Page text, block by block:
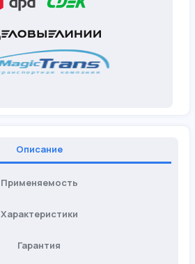
Описание
Применяемость
Характеристики
Гарантия